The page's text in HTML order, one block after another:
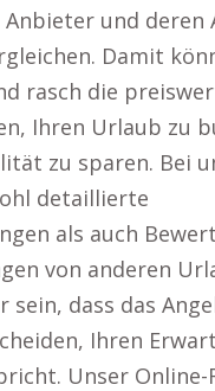
und deren
Damit
rasch die
Ihren Urlaub zu
zu sparen. Bei
detaillierte
als auch
von anderen
sein, dass das
Ihren
Unser Online-